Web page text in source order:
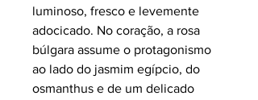
luminoso, fresco e levemente
adocicado. No coração, a rosa
búlgara assume o protagonismo
ao lado do jasmim egípcio, do
osmanthus e de um delicado